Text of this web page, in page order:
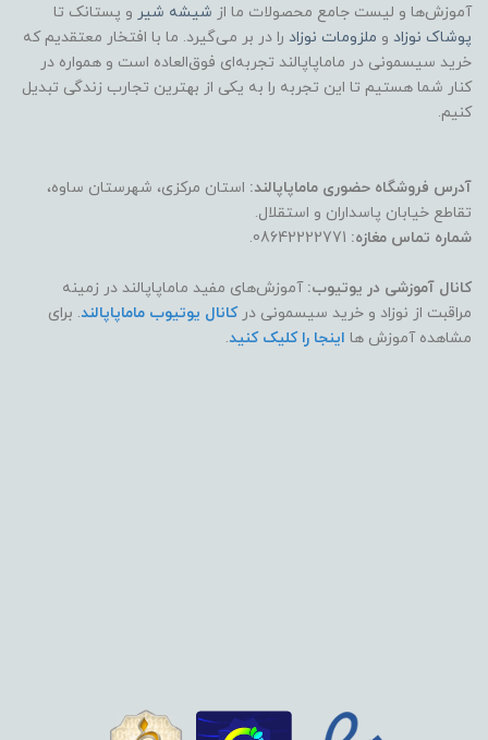
آموزش‌ها و لیست جامع محصولات ما از شیشه شیر و پستانک تا
پوشاک نوزاد و ملزومات نوزاد را در بر می‌گیرد. ما با افتخار معتقدیم که
خرید سیسمونی در ماماپاپالند تجربه‌ای فوق‌العاده است و همواره در
کنار شما هستیم تا این تجربه را به یکی از بهترین تجارب زندگی تبدیل
کنیم.
آدرس فروشگاه حضوری ماماپاپالند: استان مرکزی، شهرستان ساوه،
تقاطع خیابان پاسداران و استقلال.
شماره تماس مغازه:
کانال آموزشی در یوتیوب: آموزش‌های مفید ماماپاپالند در زمینه
مراقبت از نوزاد و خرید سیسمونی درکانال یوتیوب ماماپاپالند. برای
مشاهده آموزش ها اینجا را کلیک کنید.